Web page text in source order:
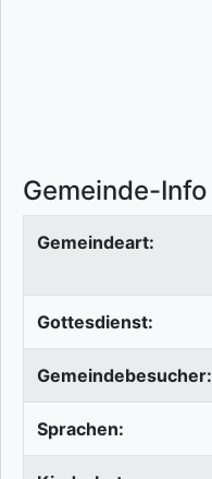
Gemeinde-Info
Gemeindeart:
Gottesdienst:
Gemeindebesucher:
Sprachen: